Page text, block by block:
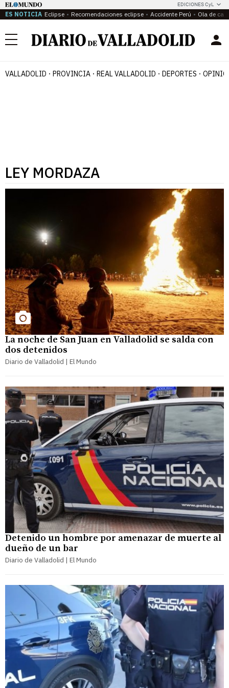
EDICIONES CyL
ES NOTICIA Eclipse Recomendaciones eclipse Accidente Perú Ola de
Menú
VALLADOLID PROVINCIA REAL VALLADOLID DEPORTES
LEY MORDAZA
La noche de San Juan en Valladolid se salda con
dos detenidos
Diario de Valladolid | El Mundo
Detenido un hombre por amenazar de muerte al
dueño de un bar
Diario de Valladolid | El Mundo